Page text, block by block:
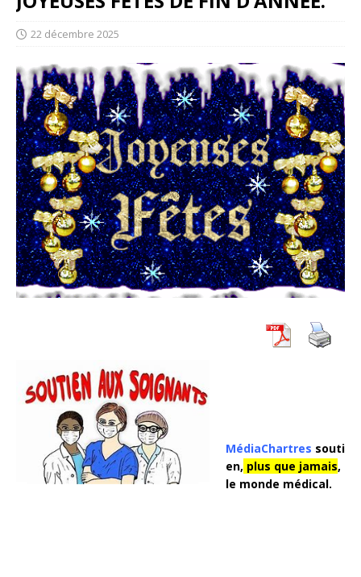
22 décembre 2025
MédiaChartres souti
en, plus que jamais,
le monde médical.